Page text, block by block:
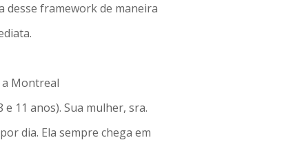
desse framework de maneira
a Montreal
11 anos). Sua mulher, sra.
dia. Ela sempre chega em